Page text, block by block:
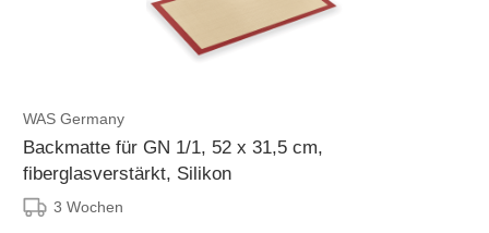
WAS Germany
Backmatte für GN 1/1, 52 x 31,5 cm,
fiberglasverstärkt, Silikon
3 Wochen